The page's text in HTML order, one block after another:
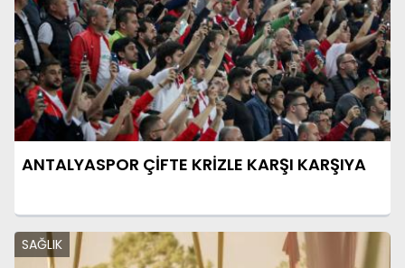
ANTALYASPOR ÇİFTE KRİZLE KARŞI KARŞIYA
SAĞLIK